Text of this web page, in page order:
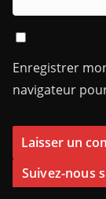
Enregistrer
navigateur
Suivez-nous